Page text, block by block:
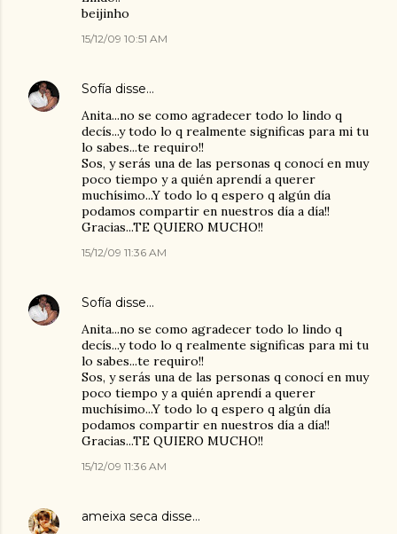
beijinho
15/12/09 10:51 AM
Sofía disse…
Anita...no se como agradecer todo lo lindo q
decís...y todo lo q realmente significas para mi tu
lo sabes...te requiro!!
Sos, y serás una de las personas q conocí en muy
poco tiempo y a quién aprendí a querer
muchísimo...Y todo lo q espero q algún día
podamos compartir en nuestros día a día!!
Gracias...TE QUIERO MUCHO!!
15/12/09 11:36 AM
Sofía disse…
Anita...no se como agradecer todo lo lindo q
decís...y todo lo q realmente significas para mi tu
lo sabes...te requiro!!
Sos, y serás una de las personas q conocí en muy
poco tiempo y a quién aprendí a querer
muchísimo...Y todo lo q espero q algún día
podamos compartir en nuestros día a día!!
Gracias...TE QUIERO MUCHO!!
15/12/09 11:36 AM
ameixa seca disse…